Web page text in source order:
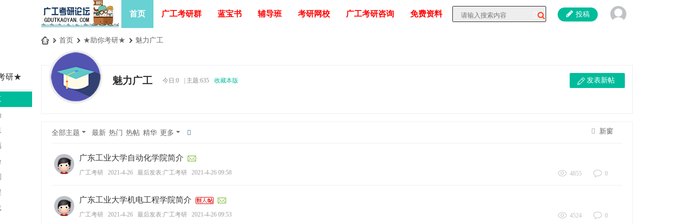
首页 广工考研群 蓝宝书 辅导班 考研网校 广工考研咨询 免费资料 投稿
» 首页 › ★助你考研★ › 魅力广工
研★ 魅力广工 今日:0 主题:635 收藏本版 发表新帖
新窗
全部主题 最新 热门 热帖 精华 更多
广东工业大学自动化学院简介
广工考研 2021-4-26 最后发表:广工考研 2021-4-26 09:58 4855 0
广东工业大学机电工程学院简介
广工考研 2021-4-26 最后发表:广工考研 2021-4-26 09:53 4524 0